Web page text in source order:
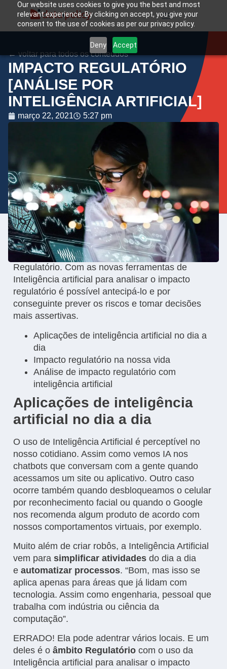
Our website uses cookies to give you the best and most
relevant experience. By clicking on accept, you give your
consent to the use of cookies as per our privacy policy.
Deny Accept
← voltar para todos os conteúdos
IMPACTO REGULATÓRIO
[ANÁLISE POR
INTELIGÊNCIA ARTIFICIAL]
março 22, 2021 5:27 pm
A tecnologia permeia vários campos conhecidos
(ou não) por nós como é o caso do ambiente
Regulatório. Com as novas ferramentas de
Inteligência artificial para analisar o impacto
regulatório é possível antecipá-lo e por
conseguinte prever os riscos e tomar decisões
mais assertivas.
Aplicações de inteligência artificial no dia a
dia
Impacto regulatório na nossa vida
Análise de impacto regulatório com
inteligência artificial
Aplicações de inteligência
artificial no dia a dia
O uso de Inteligência Artificial é perceptível no
nosso cotidiano. Assim como vemos IA nos
chatbots que conversam com a gente quando
acessamos um site ou aplicativo. Outro caso
ocorre também quando desbloqueamos o celular
por reconhecimento facial ou quando o Google
nos recomenda algum produto de acordo com
nossos comportamentos virtuais, por exemplo.
Muito além de criar robôs, a Inteligência Artificial
vem para simplificar atividades do dia a dia
e automatizar processos. “Bom, mas isso se
aplica apenas para áreas que já lidam com
tecnologia. Assim como engenharia, pessoal que
trabalha com indústria ou ciência da
computação”.
ERRADO! Ela pode adentrar vários locais. E um
deles é o âmbito Regulatório com o uso da
Inteligência artificial para analisar o impacto